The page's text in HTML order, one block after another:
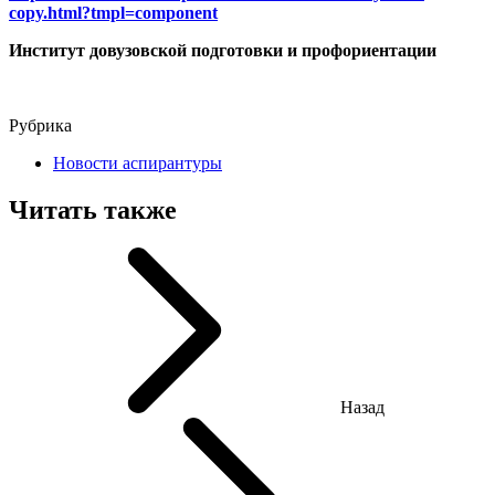
copy.html?tmpl=component
Институт довузовской подготовки и профориентации
Рубрика
Новости аспирантуры
Читать также
Назад